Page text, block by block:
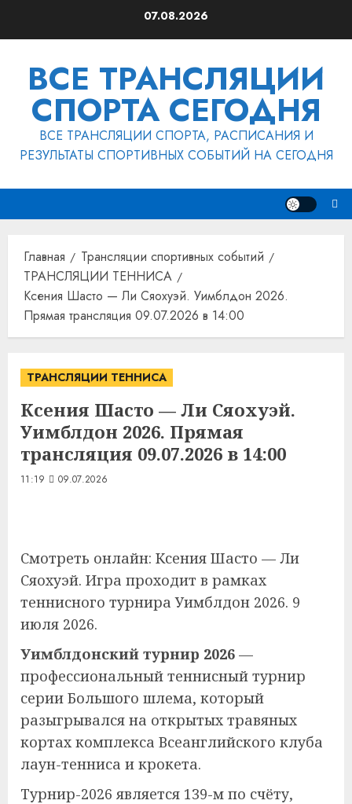
07.08.2026
ВСЕ ТРАНСЛЯЦИИ
СПОРТА СЕГОДНЯ
ВСЕ ТРАНСЛЯЦИИ СПОРТА, РАСПИСАНИЯ И
РЕЗУЛЬТАТЫ СПОРТИВНЫХ СОБЫТИЙ НА СЕГОДНЯ
Главная
Трансляции спортивных событий
ТРАНСЛЯЦИИ ТЕННИСА
Ксения Шасто — Ли Сяохуэй. Уимблдон 2026.
Прямая трансляция 09.07.2026 в 14:00
ТРАНСЛЯЦИИ ТЕННИСА
Ксения Шасто — Ли Сяохуэй.
Уимблдон 2026. Прямая
трансляция 09.07.2026 в 14:00
11:19 09.07.2026
Смотреть онлайн: Ксения Шасто — Ли
Сяохуэй. Игра проходит в рамках
теннисного турнира Уимблдон 2026. 9
июля 2026.
Уимблдонский турнир 2026 —
профессиональный теннисный турнир
серии Большого шлема, который
разыгрывался на открытых травяных
кортах комплекса Всеанглийского клуба
лаун-тенниса и крокета.
Турнир-2026 является 139-м по счёту,